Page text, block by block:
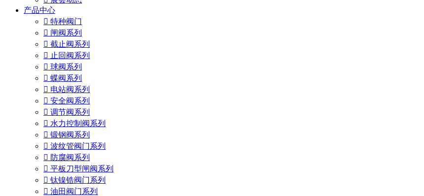
产品中心
 特种阀门
 闸阀系列
 截止阀系列
 止回阀系列
 球阀系列
 蝶阀系列
 电站阀系列
 安全阀系列
 调节阀系列
 水力控制阀系列
 锻钢阀系列
 波纹管阀门系列
 防腐阀系列
 平板刀型闸阀系列
 钛镍锆阀门系列
 油田阀门系列